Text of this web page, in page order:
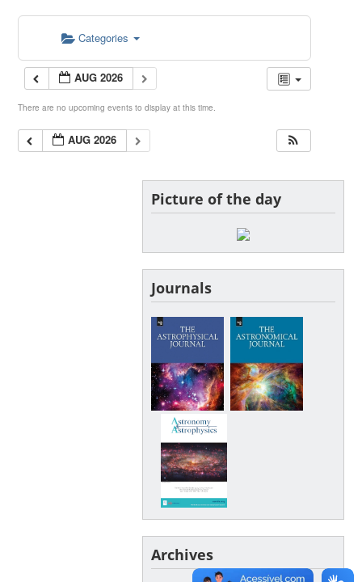
Categories
AUG 2026
There are no upcoming events to display at this time.
AUG 2026
Picture of the day
Journals
Archives